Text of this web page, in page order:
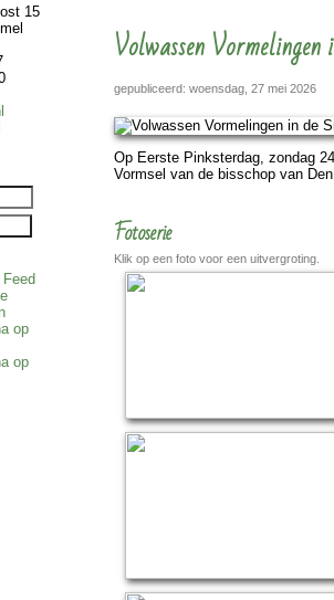
15
Volwassen
gepubliceerd: woensdag, 27 mei 2026
Op Eerste Pinkster­dag, zon­dag
Vormsel van de bis­schop van
Fotoserie
Klik op een foto voor een uitvergroting.